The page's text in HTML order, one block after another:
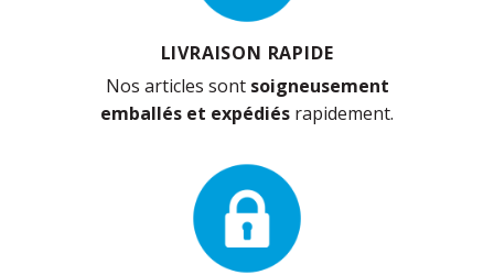
LIVRAISON RAPIDE
Nos articles sont soigneusement
emballés et expédiés rapidement.